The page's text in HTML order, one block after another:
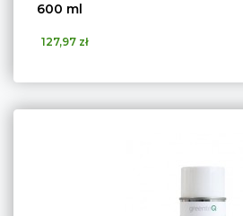
600 ml
127,97 zł